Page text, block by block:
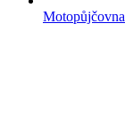
Motopůjčovna